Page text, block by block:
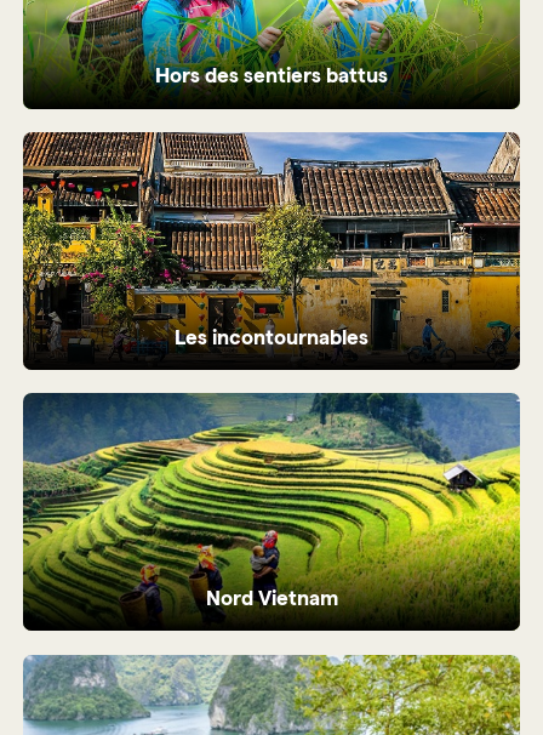
Hors des sentiers battus
Rencontre au bout du monde Voyage loin
du tourisme de masse
Les incontournables
Du Nord au Sud, sans ne rien rater des
essentiels du Vietnam
Nord Vietnam
Montagnes grandioses, rizières en terrasse,
villages ethniques authentiques et
paysages à couper le souffle